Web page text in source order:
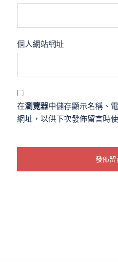
個人網站網址
在瀏覽器中儲存顯示名稱、
網址，以供下次發佈留言時